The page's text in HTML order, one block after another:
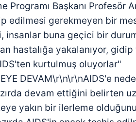
Programı Başkanı Profesör
edilmesi gerekmeyen bir
insanlar buna geçici bir
hastalığa yakalanıyor,
kurtulmuş oluyorlar"
DEVAM\r\n\r\nAIDS'e
devam ettiğini belirten
yakın bir ilerleme